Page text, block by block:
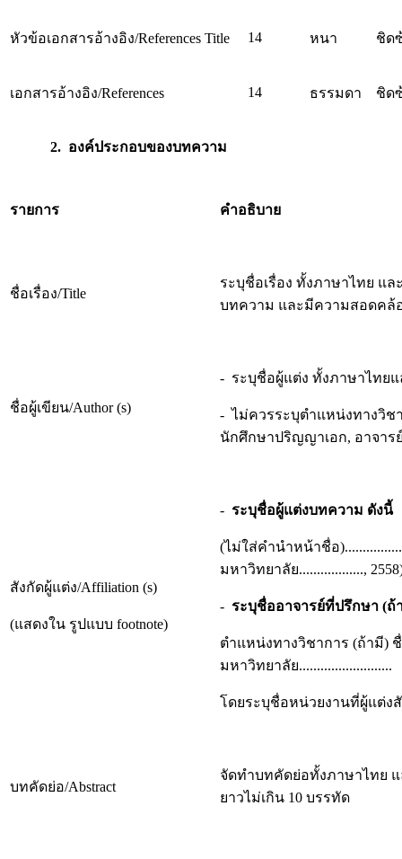
หัวข้อเอกสารอ้างอิง/References Title 14 หนา ชิด
เอกสารอ้างอิง/References 14 ธรรมดา ชิด
2. องค์ประกอบของบทความ
รายการ คำอธิบาย
ชื่อเรื่อง/Title
ระบุชื่อเรื่อง ทั้งภาษาไทย แ
บทความ และมีความสอดคล้
ชื่อผู้เขียน/Author (s)
- ระบุชื่อผู้แต่ง ทั้งภาษาไทย
- ไม่ควรระบุตำแหน่งทางวิ
นักศึกษาปริญญาเอก, อาจา
สังกัดผู้แต่ง/Affiliation (s)
(แสดงใน รูปแบบ footnote)
- ระบุชื่อผู้แต่งบทความ ดังนี้
(ไม่ใส่คำนำหน้าชื่อ
มหาวิทยาลัย..................,
- ระบุชื่ออาจารย์ที่ปรึกษา (ถ้
ตำแหน่งทางวิชาการ (ถ้ามี) ชื่
มหาวิทยาลัย..........................
โดยระบุชื่อหน่วยงานที่ผู้แต่ง
บทคัดย่อ/Abstract
จัดทำบทคัดย่อทั้งภาษาไทย
ยาวไม่เกิน 10 บรรทัด